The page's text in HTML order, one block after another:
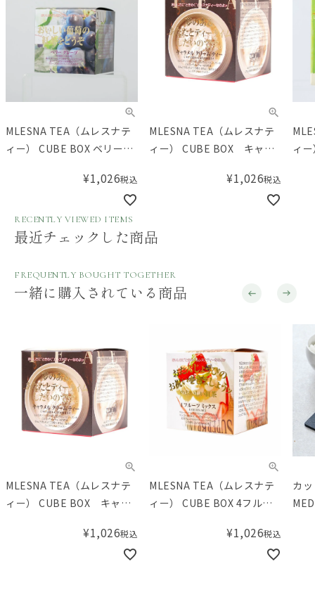
MLESNA TEA（ムレスナテ
ィー） CUBE BOX ベリーグ
¥1,026税込
MLESNA TEA（ムレスナテ
ィー） CUBE BOX キャラ
¥1,026税込
ィ
RECENTLY VIEWED ITEMS
最近チェックした商品
FREQUENTLY BOUGHT TOGETHER
一緒に購入されている商品
MLESNA TEA（ムレスナテ
ィー） CUBE BOX キャラ
¥1,026税込
MLESNA TEA（ムレスナテ
ィー） CUBE BOX 4フルー
¥1,026税込
カ